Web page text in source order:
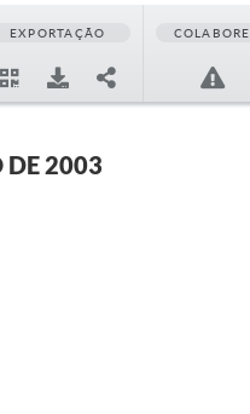
EXPORTAÇÃO COLABORE
DE 2003